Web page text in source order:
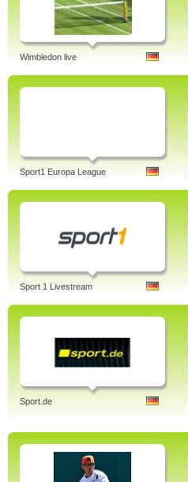
Wimbledon live
Sport1 Europa League
Sport 1 Livestream
Sport.de